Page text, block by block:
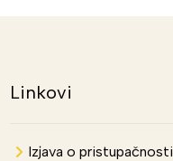
Linkovi
Izjava o pristupačnosti